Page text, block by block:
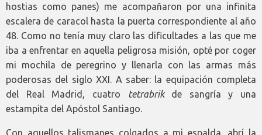
hostias como panes) me acompañaron por una infinita
escalera de caracol hasta la puerta correspondiente al año
48. Como no tenía muy claro las dificultades a las que me
iba a enfrentar en aquella peligrosa misión, opté por coger
mi mochila de peregrino y llenarla con las armas más
poderosas del siglo XXI. A saber: la equipación completa
del Real Madrid, cuatro tetrabrik de sangría y una
estampita del Apóstol Santiago.
Con aquellos talismanes colgados a mi espalda, abrí la